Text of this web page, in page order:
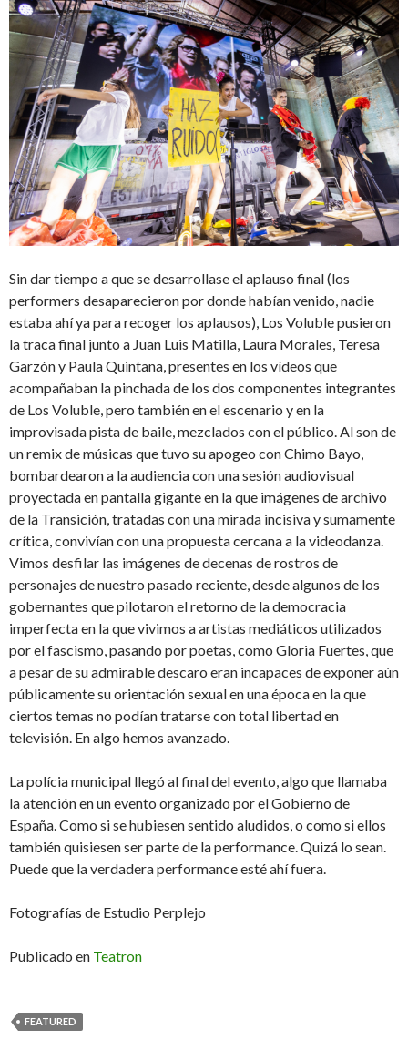
Sin dar tiempo a que se desarrollase el aplauso final (los
performers desaparecieron por donde habían venido, nadie
estaba ahí ya para recoger los aplausos), Los Voluble pusieron
la traca final junto a Juan Luis Matilla, Laura Morales, Teresa
Garzón y Paula Quintana, presentes en los vídeos que
acompañaban la pinchada de los dos componentes integrantes
de Los Voluble, pero también en el escenario y en la
improvisada pista de baile, mezclados con el público. Al son de
un remix de músicas que tuvo su apogeo con Chimo Bayo,
bombardearon a la audiencia con una sesión audiovisual
proyectada en pantalla gigante en la que imágenes de archivo
de la Transición, tratadas con una mirada incisiva y sumamente
crítica, convivían con una propuesta cercana a la videodanza.
Vimos desfilar las imágenes de decenas de rostros de
personajes de nuestro pasado reciente, desde algunos de los
gobernantes que pilotaron el retorno de la democracia
imperfecta en la que vivimos a artistas mediáticos utilizados
por el fascismo, pasando por poetas, como Gloria Fuertes, que
a pesar de su admirable descaro eran incapaces de exponer aún
públicamente su orientación sexual en una época en la que
ciertos temas no podían tratarse con total libertad en
televisión. En algo hemos avanzado.
La polícia municipal llegó al final del evento, algo que llamaba
la atención en un evento organizado por el Gobierno de
España. Como si se hubiesen sentido aludidos, o como si ellos
también quisiesen ser parte de la performance. Quizá lo sean.
Puede que la verdadera performance esté ahí fuera.
Fotografías de Estudio Perplejo
Publicado en Teatron
FEATURED